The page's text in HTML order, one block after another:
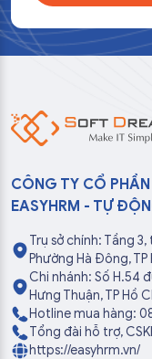
CÔNG TY CỔ
EASYHRM - TỰ
Trụ sở chính: Tầng
Phường Hà Đông, TP
Chi nhánh: Số H.54
Hưng Thuận, TP Hồ
Hotline mua hàng:
Tổng đài hỗ trợ,
https://easyhrm.vn/